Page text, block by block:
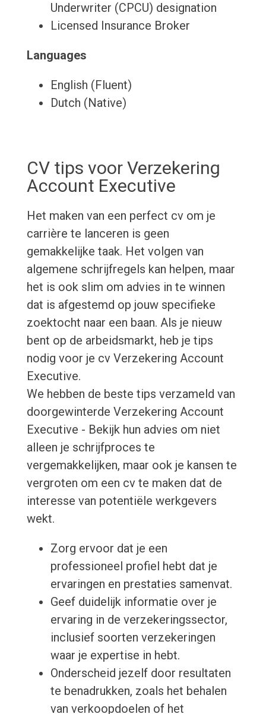
Underwriter (CPCU) designation
Licensed Insurance Broker
Languages
English (Fluent)
Dutch (Native)
CV tips voor Verzekering
Account Executive
Het maken van een perfect cv om je
carrière te lanceren is geen
gemakkelijke taak. Het volgen van
algemene schrijfregels kan helpen, maar
het is ook slim om advies in te winnen
dat is afgestemd op jouw specifieke
zoektocht naar een baan. Als je nieuw
bent op de arbeidsmarkt, heb je tips
nodig voor je cv Verzekering Account
Executive.
We hebben de beste tips verzameld van
doorgewinterde Verzekering Account
Executive - Bekijk hun advies om niet
alleen je schrijfproces te
vergemakkelijken, maar ook je kansen te
vergroten om een cv te maken dat de
interesse van potentiële werkgevers
wekt.
Zorg ervoor dat je een
professioneel profiel hebt dat je
ervaringen en prestaties samenvat.
Geef duidelijk informatie over je
ervaring in de verzekeringssector,
inclusief soorten verzekeringen
waar je expertise in hebt.
Onderscheid jezelf door resultaten
te benadrukken, zoals het behalen
van verkoopdoelen of het